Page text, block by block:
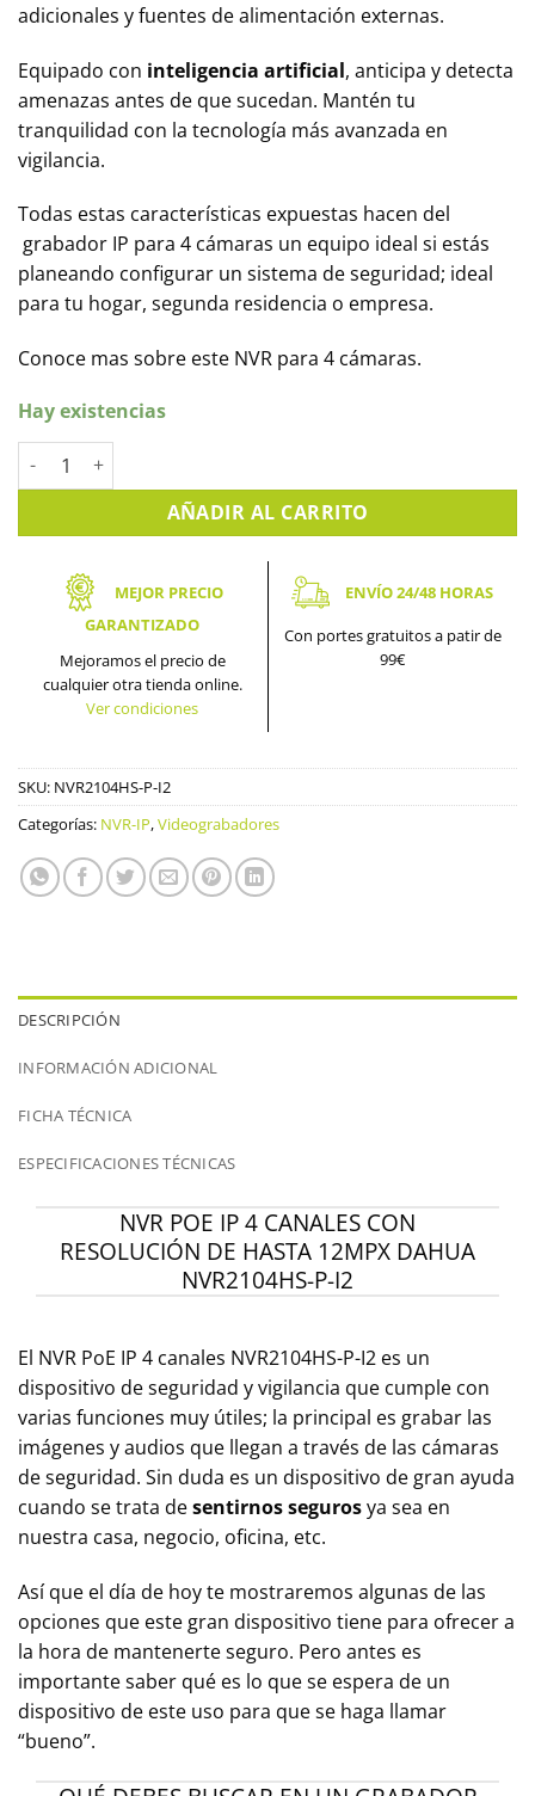
adicionales y fuentes de alimentación externas.
Equipado con inteligencia artificial, anticipa y detecta
amenazas antes de que sucedan. Mantén tu
tranquilidad con la tecnología más avanzada en
vigilancia.
Todas estas características expuestas hacen del
grabador IP para 4 cámaras un equipo ideal si estás
planeando configurar un sistema de seguridad; ideal
para tu hogar, segunda residencia o empresa.
Conoce mas sobre este NVR para 4 cámaras.
Hay existencias
NVR PoE IP 4 canales con resolución de hasta 12MPX DAHUA.
AÑADIR AL CARRITO
MEJOR PRECIO
GARANTIZADO
Mejoramos el precio de
cualquier otra tienda online.
Ver condiciones
ENVÍO 24/48 HORAS
Con portes gratuitos a patir de
99€
SKU: NVR2104HS-P-I2
Categorías: NVR-IP,Videograbadores
DESCRIPCIÓN
INFORMACIÓN ADICIONAL
FICHA TÉCNICA
ESPECIFICACIONES TÉCNICAS
NVR POE IP 4 CANALES CON
RESOLUCIÓN DE HASTA 12MPX DAHUA
NVR2104HS-P-I2
El NVR PoE IP 4 canales NVR2104HS-P-I2 es un
dispositivo de seguridad y vigilancia que cumple con
varias funciones muy útiles; la principal es grabar las
imágenes y audios que llegan a través de las cámaras
de seguridad. Sin duda es un dispositivo de gran ayuda
cuando se trata desentirnos segurosya sea en
nuestra casa, negocio, oficina, etc.
Así que el día de hoy te mostraremos algunas de las
opciones que este gran dispositivo tiene para ofrecer a
la hora de mantenerte seguro. Pero antes es
importante saber qué es lo que se espera de un
dispositivo de este uso para que se haga llamar
“bueno”.